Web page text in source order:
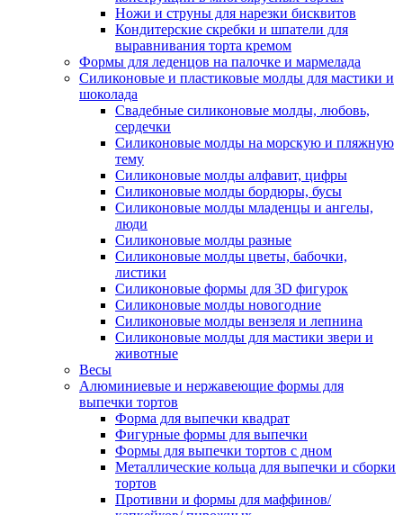
Ножи и струны для нарезки бисквитов
Кондитерские скребки и шпатели для
выравнивания торта кремом
Формы для леденцов на палочке и мармелада
Силиконовые и пластиковые молды для мастики и
шоколада
Свадебные силиконовые молды, любовь,
сердечки
Силиконовые молды на морскую и пляжную
тему
Силиконовые молды алфавит, цифры
Силиконовые молды бордюры, бусы
Силиконовые молды младенцы и ангелы,
люди
Силиконовые молды разные
Силиконовые молды цветы, бабочки,
листики
Силиконовые формы для 3D фигурок
Силиконовые молды новогодние
Силиконовые молды вензеля и лепнина
Силиконовые молды для мастики звери и
животные
Весы
Алюминиевые и нержавеющие формы для
выпечки тортов
Форма для выпечки квадрат
Фигурные формы для выпечки
Формы для выпечки тортов с дном
Металлические кольца для выпечки и сборки
тортов
Противни и формы для маффинов/